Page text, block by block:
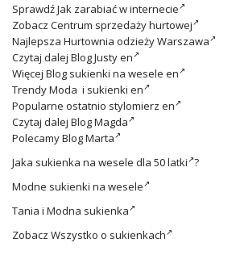
SprawdźJak zarabiać w internecie
Zobacz Centrum sprzedaży hurtowej
Najlepsza Hurtownia odzieży Warszawa
Czytaj dalej Blog Justy en
Więcej Blog sukienki na wesele en
TrendyModa i sukienki en
Popularne ostatnio stylomierz en
Czytaj dalej Blog Magda
PolecamyBlog Marta
Jaka sukienka na wesele dla 50 latki ?
Modne sukienki na wesele
Tania i Modna sukienka
Zobacz Wszystko o sukienkach